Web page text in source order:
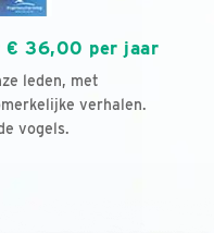
€ 36,00 per jaar
leden, met
verhalen.
vogels.